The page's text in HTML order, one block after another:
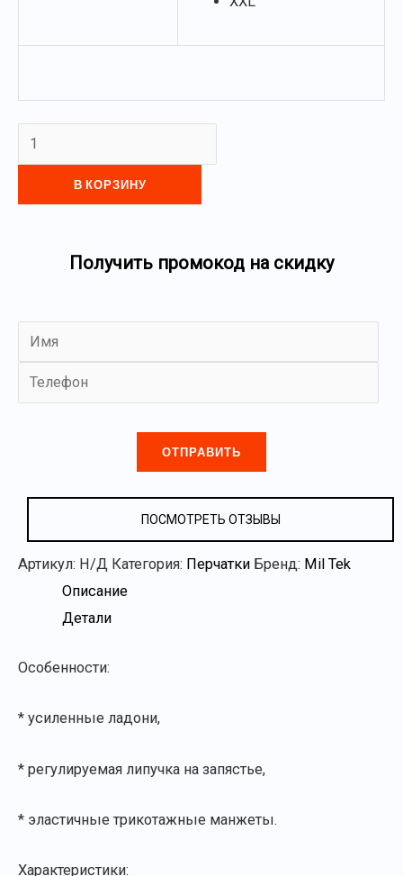
В КОРЗИНУ
Получить промокод на скидку
пустым.
ПОСМОТРЕТЬ ОТЗЫВЫ
Артикул: Н/Д Категория: Перчатки Бренд: Mil Tek
Описание
Детали
Особенности:
* усиленные ладони,
* регулируемая липучка на запястье,
* эластичные трикотажные манжеты.
Характеристики: